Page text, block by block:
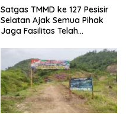
Satgas TMMD ke 127 Pesisir
Selatan Ajak Semua Pihak
Jaga Fasilitas Telah